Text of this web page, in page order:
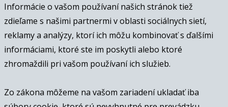
Informácie o vašom používaní našich stránok tiež
zdieľame s našimi partnermi v oblasti sociálnych sietí,
reklamy a analýzy, ktorí ich môžu kombinovať s ďalšími
informáciami, ktoré ste im poskytli alebo ktoré
zhromaždili pri vašom používaní ich služieb.
Zo zákona môžeme na vašom zariadení ukladať iba